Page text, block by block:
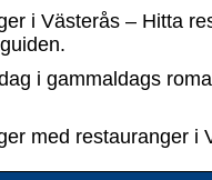
i Västerås – Hitta
i gammaldags
med restauranger i